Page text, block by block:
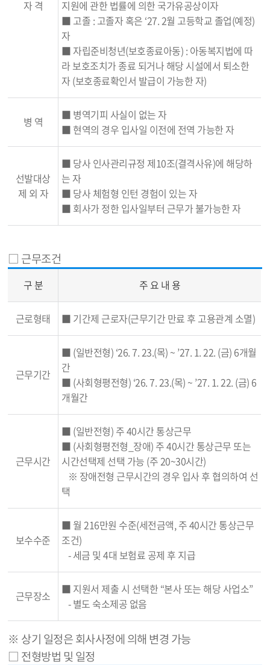
자 격
지원에 관한 법률에 의한 국가유공상이자
■ 고졸 : 고졸자 혹은 ‘27. 2월 고등학교 졸업(예정)
자
■ 자립준비청년(보호종료아동) : 아동복지법에 따
라 보호조치가 종료 되거나 해당 시설에서 퇴소한
자 (보호종료확인서 발급이 가능한 자)
병 역
■ 병역기피 사실이 없는 자
■ 현역의 경우 입사일 이전에 전역 가능한 자
선발대상
제 외 자
■ 당사 인사관리규정 제10조(결격사유)에 해당하
는 자
■ 당사 체험형 인턴 경험이 있는 자
■ 회사가 정한 입사일부터 근무가 불가능한 자
□ 근무조건
구 분 주 요 내 용
근로형태 ■ 기간제 근로자(근무기간 만료 후 고용관계 소멸)
근무기간
■ (일반전형) ‘26. 7. 23.(목) ~ ’27. 1. 22. (금) 6개월
간
■ (사회형평전형) ‘26. 7. 23.(목) ~ ’27. 1. 22. (금) 6
개월간
근무시간
■ (일반전형) 주 40시간 통상근무
■ (사회형평전형_장애) 주 40시간 통상근무 또는
시간선택제 선택 가능 (주 20~30시간)
※ 장애전형 근무시간의 경우 입사 후 협의하여 선
택
보수수준
■ 월 216만원 수준(세전금액, 주 40시간 통상근무
조건)
- 세금 및 4대 보험료 공제 후 지급
근무장소
■ 지원서 제출 시 선택한 “본사 또는 해당 사업소”
- 별도 숙소제공 없음
※ 상기 일정은 회사사정에 의해 변경 가능
□ 전형방법 및 일정